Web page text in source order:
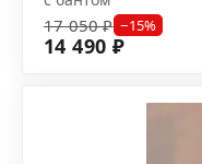
17 050 ₽ −15%
14 490 ₽